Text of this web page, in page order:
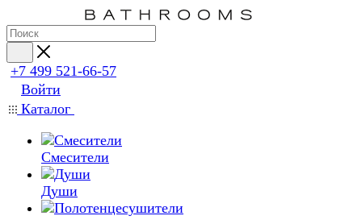
+7 499 521-66-57
Войти
Каталог
Смесители
Души